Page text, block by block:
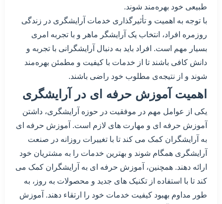
طبیعی خود بهره‌مند شوند.
با توجه به اهمیت و تأثیرگذاری خدمات آرایشگری در زندگی
روزمره افراد، انتخاب یک آرایشگر ماهر و با تجربه امری
بسیار مهم است. افراد باید به دنبال آرایشگرانی با تجربه و
دانش کافی باشند تا از خدمات با کیفیت و مطمئن بهره‌مند
شوند و از نتیجه‌ی مطلوب خود راضی باشند.
اهمیت آموزش حرفه ای در آرایشگری
یکی از عوامل مهم در موفقیت در حوزه آرایشگری، داشتن
آموزش حرفه ای و مهارت های لازم است. آموزش حرفه ای
به آرایشگران کمک می کند تا با تغییرات روزانه در صنعت
آرایشگری همگام شوند و بهترین خدمات را به مشتریان خود
ارائه دهند. همچنین، آموزش حرفه ای به آرایشگران کمک می
کند تا با استفاده از تکنیک های جدید و محصولات به روز، به
طور مداوم بهبود کیفیت خدمات خود را ارتقاء دهند. آموزش